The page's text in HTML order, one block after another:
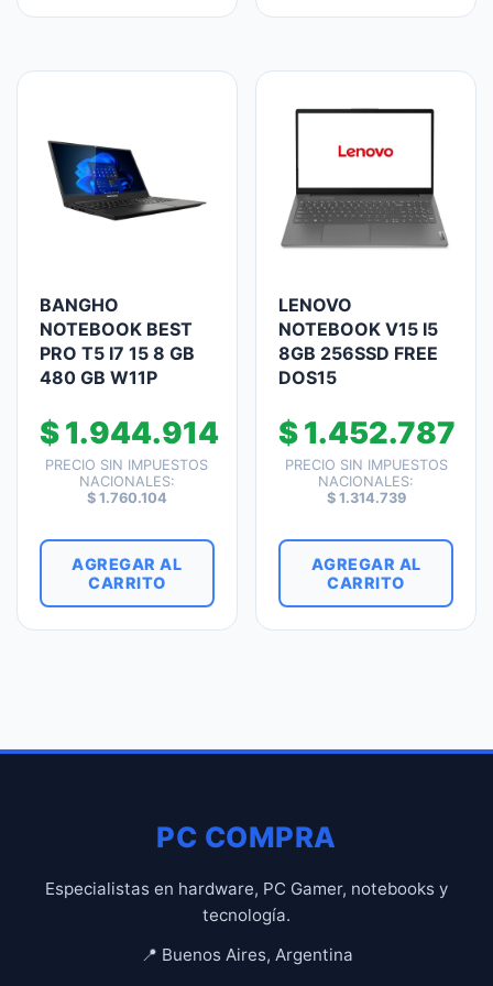
BANGHO
NOTEBOOK BEST
PRO T5 I7 15 8 GB
480 GB W11P
$1.944.914
PRECIO SIN IMPUESTOS
NACIONALES:
$1.760.104
AGREGAR AL
CARRITO
LENOVO
NOTEBOOK V15 I5
8GB 256SSD FREE
DOS15
$1.452.787
PRECIO SIN IMPUESTOS
NACIONALES:
$1.314.739
AGREGAR AL
CARRITO
PC COMPRA
Especialistas en hardware, PC Gamer, notebooks y
tecnología.
📍 Buenos Aires, Argentina